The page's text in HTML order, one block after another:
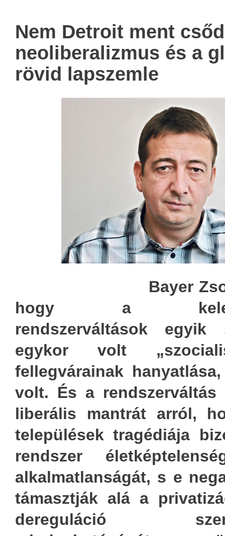
Nem Detroit ment
neoliberalizmus és a
rövid lapszemle
Bayer
hogy a kelet-
rendszerváltások egyik
egykor volt
fellegvárainak
volt. És a
liberális mantrát arról,
települések tragédiája
rendszer
alkalmatlanságát, s e
támasztják alá a
dereguláció